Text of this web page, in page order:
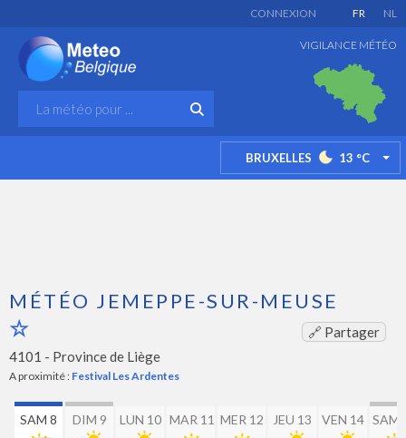
FR NL
CONNEXION
VIGILANCE MÉTÉO
BRUXELLES 13 °C
MÉTÉO JEMEPPE-SUR-MEUSE
🔗 Partager
4101 - Province de Liège
A proximité : Festival Les Ardentes
SAM 8 DIM 9 LUN 10 MAR 11 MER 12 JEU 13 VEN 14 SAM